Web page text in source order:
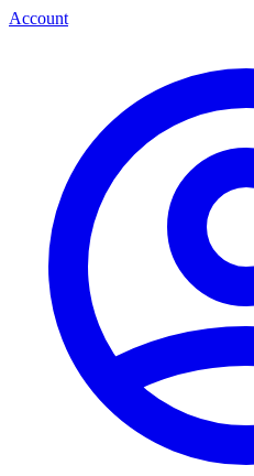
Account